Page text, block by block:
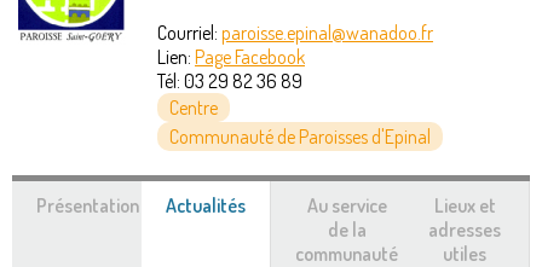
êtes
Courriel: paroisse.epinal@wanadoo.fr
Lien: Page Facebook
Tél: 03 29 82 36 89
Centre
Communauté de Paroisses d'Epinal
Présentation Actualités
Au service
de la
communauté
Lieux et
adresses
utiles